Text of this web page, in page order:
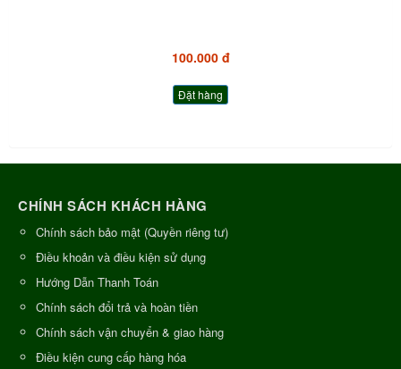
100.000 đ
Đặt hàng
CHÍNH SÁCH KHÁCH HÀNG
Chính sách bảo mật (Quyền riêng tư)
Điều khoản và điều kiện sử dụng
Hướng Dẫn Thanh Toán
Chính sách đổi trả và hoàn tiền
Chính sách vận chuyển & giao hàng
Điều kiện cung cấp hàng hóa